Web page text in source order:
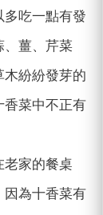
吃一點有發
、薑、芹菜
紛紛發芽的
香菜中不正有
老家的餐桌
因為十香菜有